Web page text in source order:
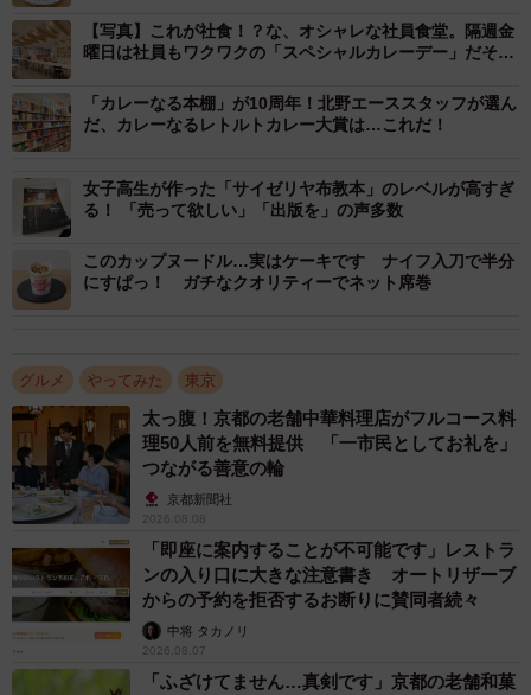
もちろん、社員食堂なので一般の出入りはできません。し
かし、屈指のスパイスメーカーの社員の方々が、普段この
社員食堂で、どんなカレーを食べているのかはやはり気に
なるもの。
そんな声は結構多かったようで、今回、このエスビー食品
の社員食堂で出されているカレーが、スパイスセンターの
リー販売を実施されることが決まりました。
近隣の方しか食べられないことや、3日間限定という縛りは
あるものの、あのエスビー食品の社員の方々が日頃食べて
いるカレーとはどんなものかはやっぱり気になります。そ
んなわけで今回は、8月20日に実施された社員食堂カレーを
取り寄せてみました。その味をレビューします。
なんと、実質的にはタダでいただける今回実施の
社員食堂カレー
【写真】これが社食！？な、オシャレな社員食堂。隔週金
曜日は社員もワクワクの「スペシャルカレーデー」だそう
「カレーなる本棚」が10周年！北野エーススタッフが選ん
だ、カレーなるレトルトカレー大賞は…これだ！
女子高生が作った「サイゼリヤ布教本」のレベルが高すぎ
る！ 「売って欲しい」「出版を」の声多数
このカップヌードル…実はケーキです ナイフ入刀で半分
にすぱっ！ ガチなクオリティーでネット席巻
グルメ やってみた 東京
太っ腹！京都の老舗中華料理店がフルコース料
理50人前を無料提供 「一市民としてお礼を」
つながる善意の輪
京都新聞社
2026.08.08
「即座に案内することが不可能です」レストラ
ンの入り口に大きな注意書き オートリザーブ
からの予約を拒否するお断りに賛同者続々
中将 タカノリ
2026.08.07
「ふざけてません…真剣です」京都の老舗和菓